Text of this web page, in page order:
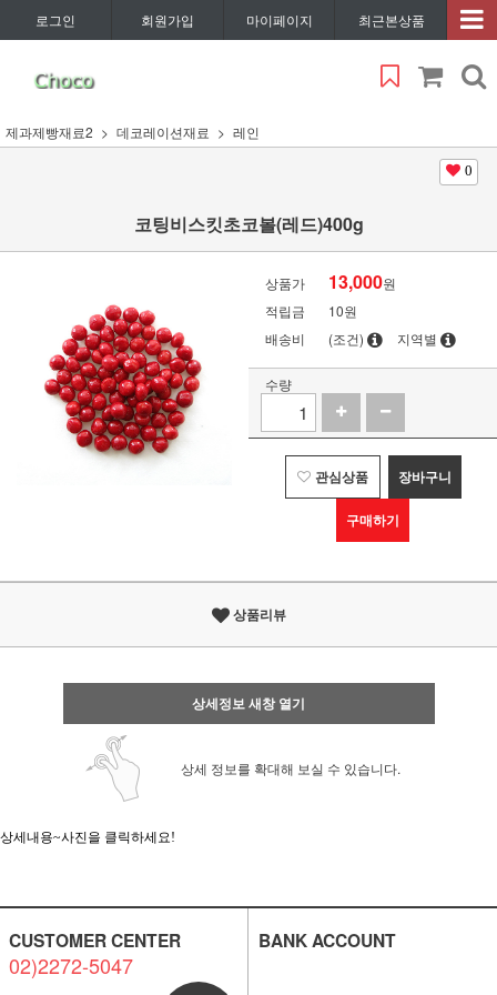
로그인 회원가입 마이페이지 최근본상품
제과제빵재료2 데코레이션재료 레인
0
코팅비스킷초코볼(레드)400g
상품가 13,000원
적립금
10원
배송비
(조건) 지역별
수량
관심상품 장바구니
구매하기
상품리뷰
상세정보 새창 열기
상세 정보를 확대해 보실 수 있습니다.
상세내용~사진을 클릭하세요!
CUSTOMER CENTER
02)2272-5047
BANK ACCOUNT